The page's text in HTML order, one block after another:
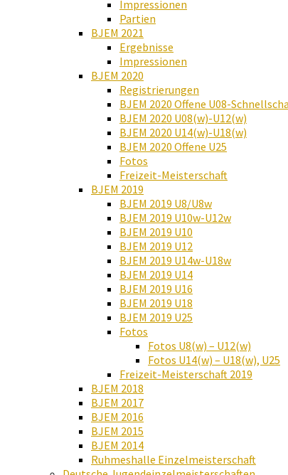
Impressionen
Partien
BJEM 2021
Ergebnisse
Impressionen
BJEM 2020
Registrierungen
BJEM 2020 Offene U08-
BJEM 2020 U08(w)-U12(w)
BJEM 2020 U14(w)-U18(w)
BJEM 2020 Offene U25
Fotos
Freizeit-Meisterschaft
BJEM 2019
BJEM 2019 U8/U8w
BJEM 2019 U10w-U12w
BJEM 2019 U10
BJEM 2019 U12
BJEM 2019 U14w-U18w
BJEM 2019 U14
BJEM 2019 U16
BJEM 2019 U18
BJEM 2019 U25
Fotos
Fotos U8(w) – U12(w)
Fotos U14(w) – U18(w), U25
Freizeit-Meisterschaft 2019
BJEM 2018
BJEM 2017
BJEM 2016
BJEM 2015
BJEM 2014
Ruhmeshalle Einzelmeisterschaft